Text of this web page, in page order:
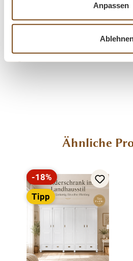
Anpassen
Fertig montiert – sofort
Premium Kleiderschrank
aus Weichholzund zeitloses
Der Schrank ist innen mit
einer Kleiderstange
Accessoires und persönliche
verstauen können.
Produktgalerie überspringen
Ähnliche
Rabatt
-18%
Tipp